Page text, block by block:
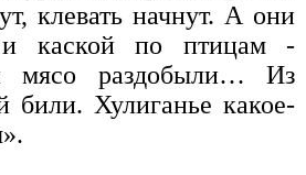
клевать начнут. А они
и каской по птицам -
раздобыли… Из
били. Хулиганье какое-